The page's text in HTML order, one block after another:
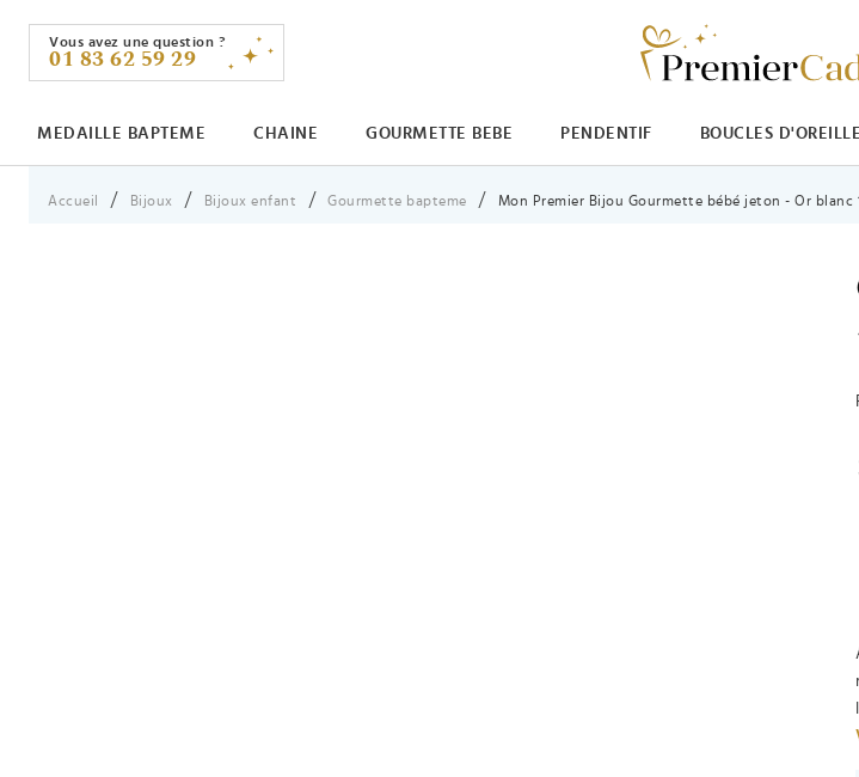
Vous avez une question ?
01 83 62 59 29
MEDAILLE BAPTEME CHAINE GOURMETTE BEBE PENDENTIF BOUCLES
Vous êtes ici :
Accueil Bijoux Bijoux enfant Gourmette bapteme Mon Premier Bijou Gourmette bébé jeton - Or blanc